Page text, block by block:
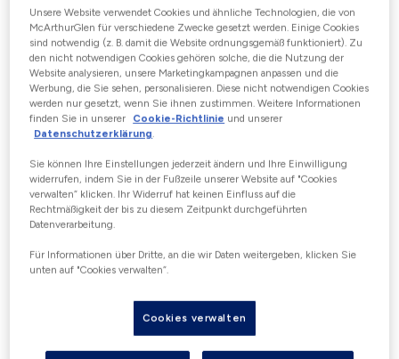
Schreiben Sie uns überWhatsAppund wir
sind sofort für Sie da.
+ 43 (0) 664 88 49 35 68
IMPRESSUM
Outlet Center Parndorf GmbH
UID: ATU75052005
7111 Parndorf
Austria
Unsere Website verwendet Cookies und ähnliche Technologien, die von
McArthurGlen für verschiedene Zwecke gesetzt werden. Einige Cookies
sind notwendig (z. B. damit die Website ordnungsgemäß funktioniert). Zu
den nicht notwendigen Cookies gehören solche, die die Nutzung der
Website analysieren, unsere Marketingkampagnen anpassen und die
Werbung, die Sie sehen, personalisieren. Diese nicht notwendigen Cookies
werden nur gesetzt, wenn Sie ihnen zustimmen. Weitere Informationen
finden Sie in unserer
Cookie-Richtlinie und unserer
Datenschutzerklärung
Sie können Ihre Einstellungen jederzeit ändern und Ihre Einwilligung
widerrufen, indem Sie in der Fußzeile unserer Website auf "Cookies
verwalten“ klicken. Ihr Widerruf hat keinen Einfluss auf die
Rechtmäßigkeit der bis zu diesem Zeitpunkt durchgeführten
Datenverarbeitung.
Für Informationen über Dritte, an die wir Daten weitergeben, klicken Sie
unten auf "Cookies verwalten“.
Cookies verwalten